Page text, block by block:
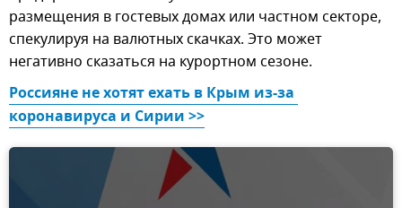
размещения в гостевых домах или частном секторе,
спекулируя на валютных скачках. Это может
негативно сказаться на курортном сезоне.
Россияне не хотят ехать в Крым из-за
коронавируса и Сирии >>